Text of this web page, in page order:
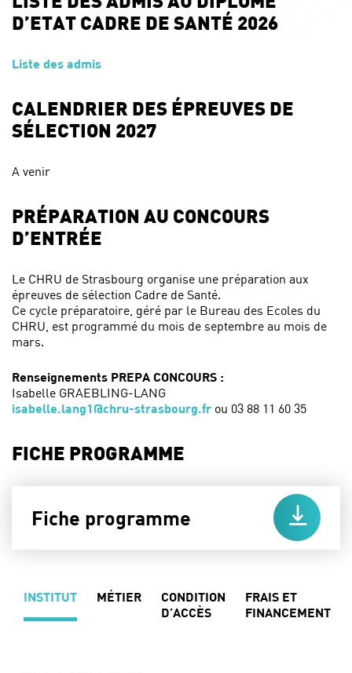
D’ETAT CADRE DE SANTÉ 2026
Liste des admis
CALENDRIER DES ÉPREUVES DE
SÉLECTION 2027
A venir
PRÉPARATION AU CONCOURS
D’ENTRÉE
Le CHRU de Strasbourg organise une préparation aux
épreuves de sélection Cadre de Santé.
Ce cycle préparatoire, géré par le Bureau des Ecoles du
CHRU, est programmé du mois de septembre au mois de
mars.
Renseignements PREPA CONCOURS :
Isabelle GRAEBLING-LANG
isabelle.lang1@chru-strasbourg.fr ou 03 88 11 60 35
FICHE PROGRAMME
Fiche programme
INSTITUT MÉTIER
CONDITION
D’ACCÈS
FRAIS ET
FINANCEMENT